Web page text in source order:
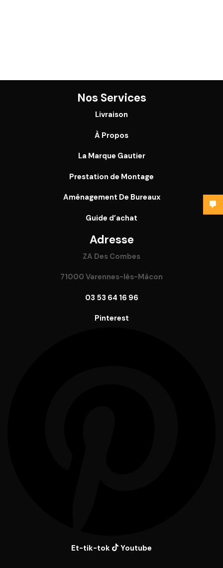
Nos Services
Livraison
À Propos
La Marque Gautier
Prestation de Montage
Aménagement De Bureaux
Guide d’achat
Adresse
ZA Des Combes
71000 Varennes-lès-Mâcon
03 53 64 16 96
Pinterest
Et-tik-tok Youtube